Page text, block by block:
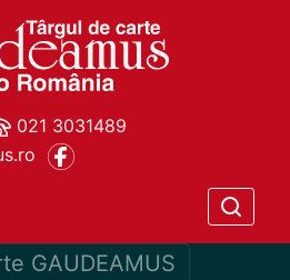
021 3031489
GAUDEAMUS